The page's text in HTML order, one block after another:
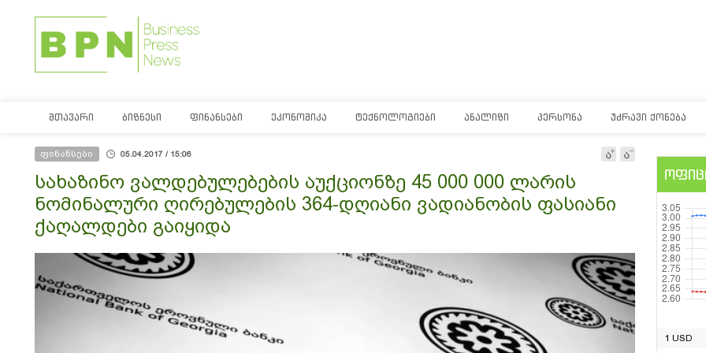
ᲛᲗᲐᲕᲐᲠᲘ ᲑᲘᲖᲜᲔᲡᲘ ᲤᲘᲜᲐᲜᲡᲔᲑᲘ ᲔᲙᲝᲜᲝᲛᲘᲙᲐ ᲢᲔᲥᲜᲝᲚᲝᲒᲘᲔᲑᲘ ᲐᲜᲐᲚᲘᲖᲘ ᲞᲔᲠᲡᲝᲜᲐ ᲣᲫᲠᲐᲕᲘ ᲥᲝᲜᲔᲑᲐ
ფინანსები 05.04.2017 / 15:06
სახაზინო ვალდებულებების აუქციონზე 45 000 000 ლარის
ნომინალური ღირებულების 364-დღიანი ვადიანობის ფასიანი
ქაღალდები გაიყიდა
1 USD